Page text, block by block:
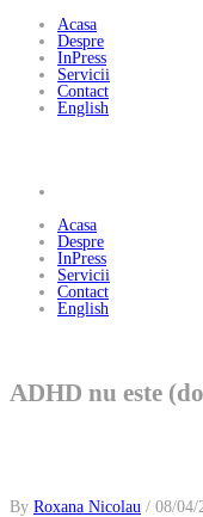
Acasa
Despre
InPress
Servicii
Contact
English
Acasa
Despre
InPress
Servicii
Contact
English
ADHD nu este
By Roxana Nicolau / 08/04/